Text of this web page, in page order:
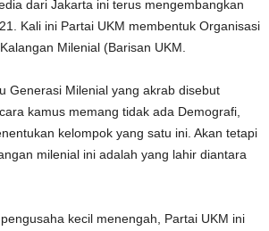
dari Jakarta ini terus mengembangkan
Kali ini Partai UKM membentuk Organisasi
Milenial (Barisan UKM.
Generasi Milenial yang akrab disebut
kamus memang tidak ada Demografi,
kelompok yang satu ini. Akan tetapi
milenial ini adalah yang lahir diantara
kecil menengah, Partai UKM ini